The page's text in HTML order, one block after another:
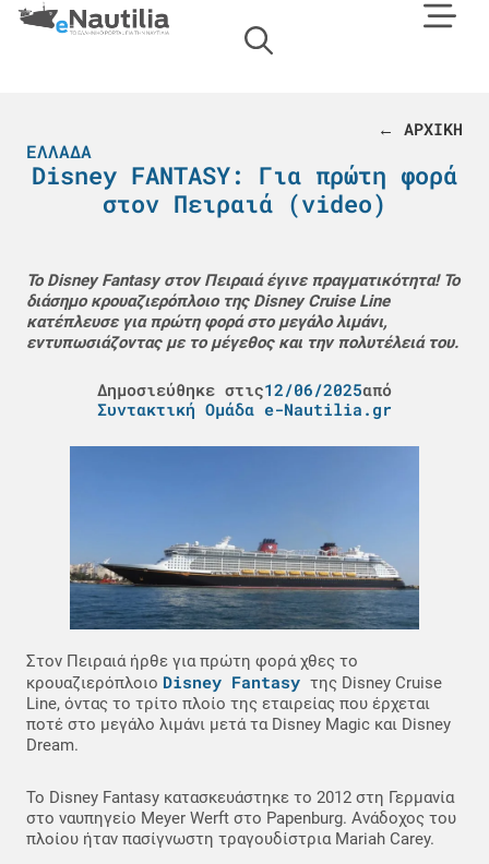
← ΑΡΧΙΚΗ
ΕΛΛΆΔΑ
Disney FANTASY: Για πρώτη φορά
στον Πειραιά (video)
Το Disney Fantasy στον Πειραιά έγινε πραγματικότητα! Το
διάσημο κρουαζιερόπλοιο της Disney Cruise Line
κατέπλευσε για πρώτη φορά στο μεγάλο λιμάνι,
εντυπωσιάζοντας με το μέγεθος και την πολυτέλειά του.
Δημοσιεύθηκε στις12/06/2025από
Συντακτική Ομάδα e-Nautilia.gr
Στον Πειραιά ήρθε για πρώτη φορά χθες το
κρουαζιερόπλοιο Disney Fantasy της Disney Cruise
Line, όντας το τρίτο πλοίο της εταιρείας που έρχεται
ποτέ στο μεγάλο λιμάνι μετά τα Disney Magic και Disney
Dream.
Το Disney Fantasy κατασκευάστηκε το 2012 στη Γερμανία
στο ναυπηγείο Meyer Werft στο Papenburg. Ανάδοχος του
πλοίου ήταν πασίγνωστη τραγουδίστρια Mariah Carey.